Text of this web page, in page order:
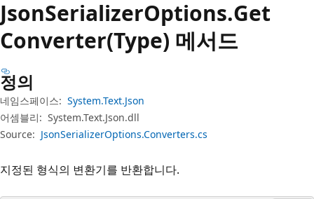
JsonSerializerOptions.Get
Converter(Type) 메서드
정의
네임스페이스: System.Text.Json
어셈블리: System.Text.Json.dll
Source: JsonSerializerOptions.Converters.cs
지정된 형식의 변환기를 반환합니다.